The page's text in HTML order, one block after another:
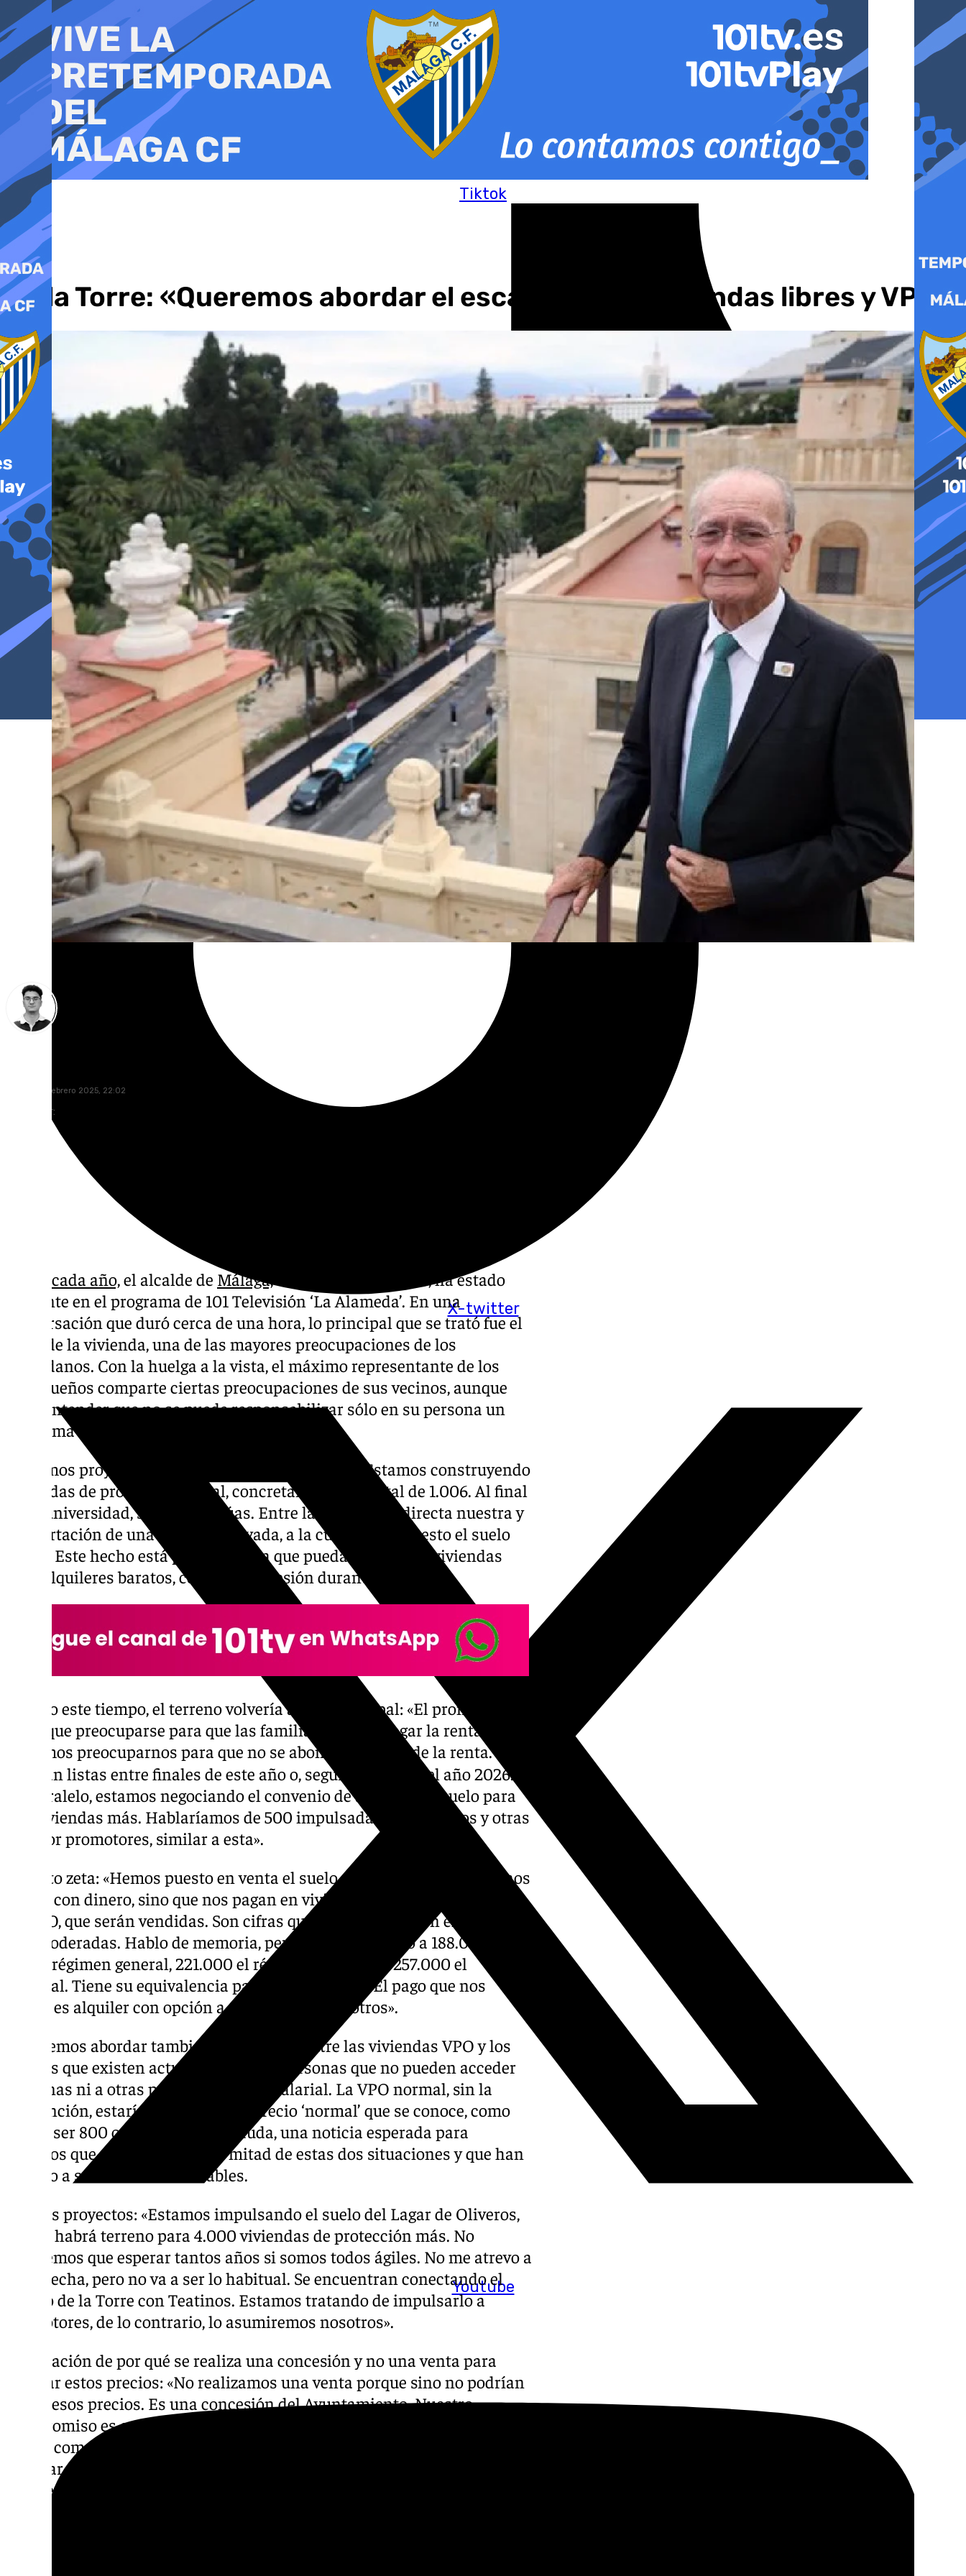
al
contenido
Tiktok
X-twitter
Youtube
De la Torre: «Queremos abordar el escalón entre viviendas libres y VPO
jueves, 20 febrero 2025, 22:02
Compartir:
Como cada año,el alcalde de Málaga, Francisco de la Torre, ha estado
presente en el programa de 101 Televisión ‘La Alameda’. En una
conversación que duró cerca de una hora, lo principal que se trató fue el
tema de la vivienda, una de las mayores preocupaciones de los
ciudadanos. Con la huelga a la vista, el máximo representante de los
malagueños comparte ciertas preocupaciones de sus vecinos, aunque
hace entender que no se puede responsabilizar sólo en su persona un
problema que es «social».
Próximos proyectos del Consistorio en vivienda: «Estamos construyendo
viviendas de protección oficial, concretamente, un total de 1.006. Al final
de la universidad, se ven las grúas. Entre la promoción directa nuestra y
la aportación de una empresa privada, a la cual hemos puesto el suelo
gratis. Este hecho está pensado para que puedan construir viviendas
para alquileres baratos, con una concesión durante 75 años»
Pasado este tiempo, el terreno volvería a ser municipal: «El promotor
tiene que preocuparse para que las familias puedan pagar la renta.
Debemos preocuparnos para que no se abone más de ⅓ de la renta.
Estarán listas entre finales de este año o, seguramente, en el año 2026.
En paralelo, estamos negociando el convenio de adquirir un suelo para
mil viviendas más. Hablaríamos de 500 impulsadas por nosotros y otras
500 por promotores, similar a esta».
Distrito zeta: «Hemos puesto en venta el suelo a un precio barato. No nos
pagan con dinero, sino que nos pagan en vivienda. Serán 1.168 viviendas
de VPO, que serán vendidas. Son cifras que, comparadas con el mercado,
son moderadas. Hablo de memoria, pero estaría en torno a 188.000 euros
las de régimen general, 221.000 el régimen limitado y 257.000 el
especial. Tiene su equivalencia para los alquileres. El pago que nos
hacen es alquiler con opción a compra para nosotros».
«Queremos abordar también ese escalón entre las viviendas VPO y los
precios que existen actualmente. Hay personas que no pueden acceder
ni a unas ni a otras por su condición salarial. La VPO normal, sin la
subvención, estaría más cerca del precio ‘normal’ que se conoce, como
puede ser 800 o 900 euros». Sin duda, una noticia esperada para
aquellos que se encuentran en mitad de estas dos situaciones y que han
pasado a ser los más vulnerables.
Nuevos proyectos: «Estamos impulsando el suelo del Lagar de Oliveros,
donde habrá terreno para 4.000 viviendas de protección más. No
tendremos que esperar tantos años si somos todos ágiles. No me atrevo a
decir fecha, pero no va a ser lo habitual. Se encuentran conectando el
Puerto de la Torre con Teatinos. Estamos tratando de impulsarlo a
promotores, de lo contrario, lo asumiremos nosotros».
Explicación de por qué se realiza una concesión y no una venta para
generar estos precios: «No realizamos una venta porque sino no podrían
poner esos precios. Es una concesión del Ayuntamiento. Nuestro
compromiso es que, si está completo el expediente, en tres meses se
pueda comenzar con las obras con la licencia correspondiente. Vamos a
trabajar para ello, al igual que pedimos lo mismo para el resto de las
competencias. Si se trata de una carretera del Estado, es un tema estatal.